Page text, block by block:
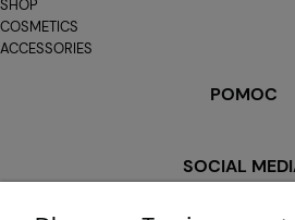
SHOP
COSMETICS
ACCESSORIES
POMOC
SOCIAL